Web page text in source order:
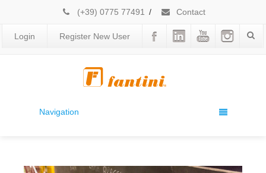
(+39) 0775 77491 / Contact
Login Register New User
Navigation